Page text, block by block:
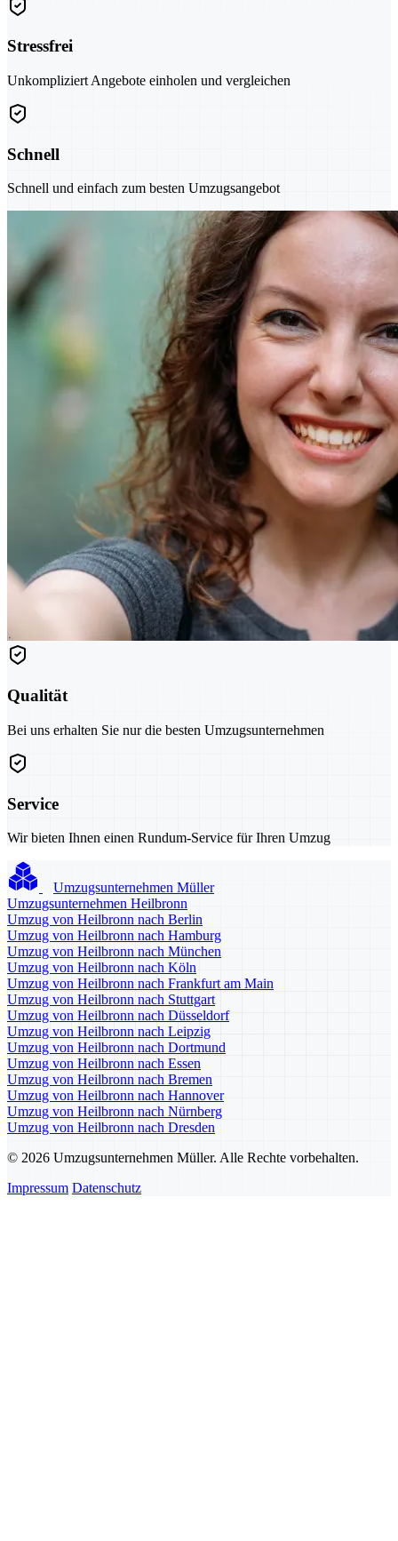
Stressfrei
Unkompliziert Angebote einholen und vergleichen
Schnell
Schnell und einfach zum besten Umzugsangebot
Qualität
Bei uns erhalten Sie nur die besten Umzugsunternehmen
Service
Wir bieten Ihnen einen Rundum-Service für Ihren Umzug
Umzugsunternehmen Müller
Umzugsunternehmen Heilbronn
Umzug von Heilbronn nach Berlin
Umzug von Heilbronn nach Hamburg
Umzug von Heilbronn nach München
Umzug von Heilbronn nach Köln
Umzug von Heilbronn nach Frankfurt am Main
Umzug von Heilbronn nach Stuttgart
Umzug von Heilbronn nach Düsseldorf
Umzug von Heilbronn nach Leipzig
Umzug von Heilbronn nach Dortmund
Umzug von Heilbronn nach Essen
Umzug von Heilbronn nach Bremen
Umzug von Heilbronn nach Hannover
Umzug von Heilbronn nach Nürnberg
Umzug von Heilbronn nach Dresden
© 2026 Umzugsunternehmen Müller. Alle Rechte vorbehalten.
Impressum Datenschutz